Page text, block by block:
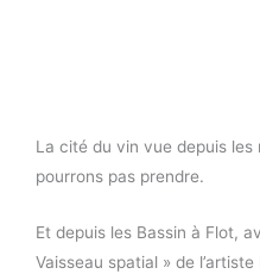
La cité du vin vue depuis les
pourrons pas prendre.
Et depuis les Bassin à Flot,
Vaisseau spatial » de